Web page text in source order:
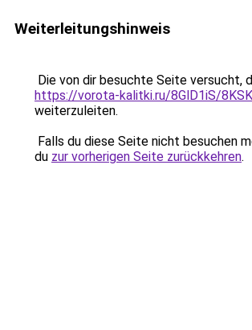
Weiterleitungshinweis
Die von dir besuchte Seite versucht,
https://vorota-kalitki.ru/8GlD1iS/
weiterzuleiten.
Falls du diese Seite nicht besuchen
du zur vorherigen Seite zurückkehren.